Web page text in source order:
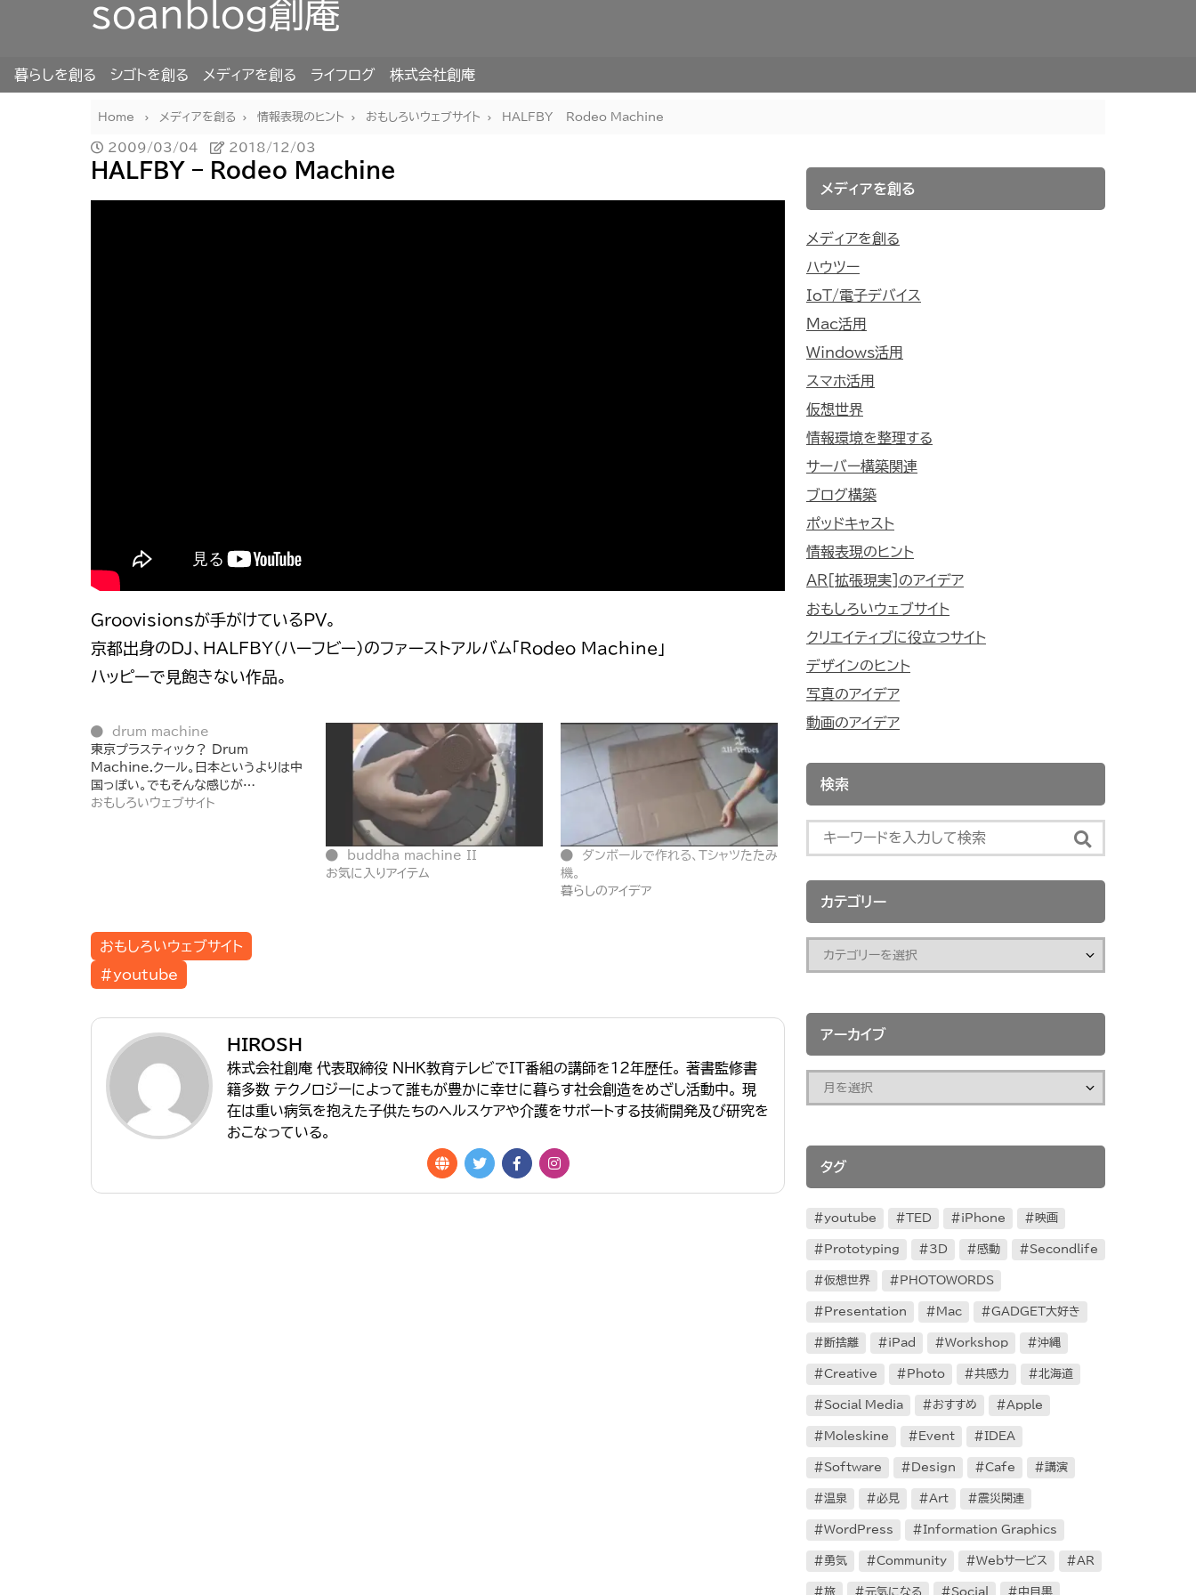
soanblog創庵
暮らしを創る シゴトを創る メディアを創る ライフログ 株式会社創庵
Home メディアを創る 情報表現のヒント おもしろいウェブサイト HALFBY – Rodeo Machine
2009/03/04 2018/12/03
HALFBY – Rodeo Machine
Groovisionsが手がけているPV。
京都出身のDJ、HALFBY（ハーフビー）のファーストアルバム「Rodeo Machine」
ハッピーで見飽きない作品。
drum machine
東京プラスティック？ Drum
Machine.クール。日本というよりは中
国っぽい。でもそんな感じが…
おもしろいウェブサイト
buddha machine II
お気に入りアイテム
ダンボールで作れる、Tシャツたたみ
機。
暮らしのアイデア
おもしろいウェブサイト
#youtube
HIROSH
株式会社創庵 代表取締役 NHK教育テレビでIT番組の講師を１２年歴任。 著書監修書
籍多数 テクノロジーによって誰もが豊かに幸せに暮らす社会創造をめざし活動中。 現
在は重い病気を抱えた子供たちのヘルスケアや介護をサポートする技術開発及び研究を
おこなっている。
メディアを創る
メディアを創る
ハウツー
IoT/電子デバイス
Mac活用
Windows活用
スマホ活用
仮想世界
情報環境を整理する
サーバー構築関連
ブログ構築
ポッドキャスト
情報表現のヒント
AR[拡張現実]のアイデア
おもしろいウェブサイト
クリエイティブに役立つサイト
デザインのヒント
写真のアイデア
動画のアイデア
検索
カテゴリー
アーカイブ
タグ
youtube TED iPhone 映画
Prototyping 3D 感動 Secondlife
仮想世界 PHOTOWORDS
Presentation Mac GADGET大好き
断捨離 iPad Workshop 沖縄
Creative Photo 共感力 北海道
Social Media おすすめ Apple
Moleskine Event IDEA
Software Design Cafe 講演
温泉 必見 Art 震災関連
WordPress Information Graphics
勇気 Community Webサービス AR
旅 元気になる Social 中目黒